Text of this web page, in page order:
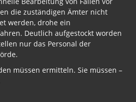
die zuständigen Ämter nicht
werden, drohe ein
Deutlich aufgestockt worden
nur das Personal der
müssen ermitteln. Sie müssen –